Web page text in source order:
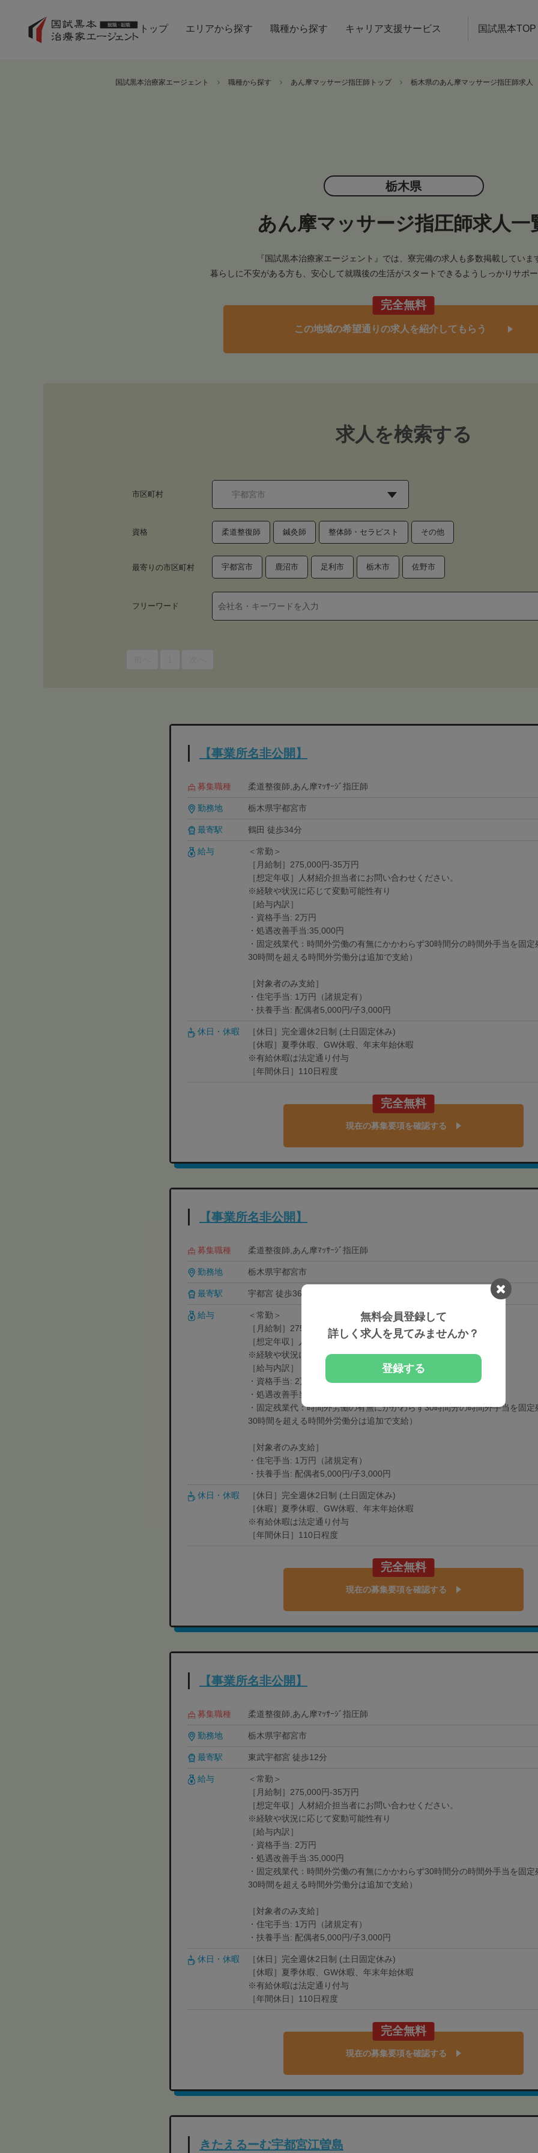
トップ エリアから探す 職種から探す キャリア支援サービス 国試黒本TOP
国試黒本治療家エージェント 職種から探す あん摩マッサージ指圧師トップ 栃木県のあん摩マッサージ指圧師求人
栃木県
あん摩マッサージ指圧師求人一
『国試黒本治療家エージェント』では、寮完備の求人も多数掲載していま
暮らしに不安がある方も、安心して就職後の生活がスタートできるようしっかりサポー
完全無料
この地域の希望通りの求人を紹介してもらう
求人を検索する
市区町村
資格 柔道整復師 鍼灸師 整体師・セラピスト その他
最寄りの市区町村 宇都宮市 鹿沼市 足利市 栃木市 佐野市
フリーワード
【事業所名非公開】
募集職種 柔道整復師,あん摩ﾏｯｻｰｼﾞ指圧師
勤務地 栃木県宇都宮市
最寄駅 鶴田 徒歩34分
給与
＜常勤＞
［月給制］275,000円-35万円
［想定年収］人材紹介担当者にお問い合わせください。
※経験や状況に応じて変動可能性有り
［給与内訳］
・資格手当: 2万円
・処遇改善手当:35,000円
・固定残業代：時間外労働の有無にかかわらず30時間分の時間外手当を固定
30時間を超える時間外労働分は追加で支給）
［対象者のみ支給］
・住宅手当: 1万円（諸規定有）
・扶養手当: 配偶者5,000円/子3,000円
休日・休暇
［休日］完全週休2日制 (土日固定休み)
［休暇］夏季休暇、GW休暇、年末年始休暇
※有給休暇は法定通り付与
［年間休日］110日程度
完全無料
現在の募集要項を確認する
【事業所名非公開】
募集職種 柔道整復師,あん摩ﾏｯｻｰｼﾞ指圧師
勤務地 栃木県宇都宮市
最寄駅 宇都宮 徒歩36分
給与
＜常勤＞
［月給制］275,000円-35万円
［想定年収］人材紹介担当者にお問い合わせください。
※経験や状況に応じて変動可能性有り
［給与内訳］
・資格手当: 2万円
・処遇改善手当:35,000円
・固定残業代：時間外労働の有無にかかわらず30時間分の時間外手当を固定
30時間を超える時間外労働分は追加で支給）
［対象者のみ支給］
・住宅手当: 1万円（諸規定有）
・扶養手当: 配偶者5,000円/子3,000円
休日・休暇
［休日］完全週休2日制 (土日固定休み)
［休暇］夏季休暇、GW休暇、年末年始休暇
※有給休暇は法定通り付与
［年間休日］110日程度
完全無料
現在の募集要項を確認する
【事業所名非公開】
募集職種 柔道整復師,あん摩ﾏｯｻｰｼﾞ指圧師
勤務地 栃木県宇都宮市
最寄駅 東武宇都宮 徒歩12分
給与
＜常勤＞
［月給制］275,000円-35万円
［想定年収］人材紹介担当者にお問い合わせください。
※経験や状況に応じて変動可能性有り
［給与内訳］
・資格手当: 2万円
・処遇改善手当:35,000円
・固定残業代：時間外労働の有無にかかわらず30時間分の時間外手当を固定
30時間を超える時間外労働分は追加で支給）
［対象者のみ支給］
・住宅手当: 1万円（諸規定有）
・扶養手当: 配偶者5,000円/子3,000円
休日・休暇
［休日］完全週休2日制 (土日固定休み)
［休暇］夏季休暇、GW休暇、年末年始休暇
※有給休暇は法定通り付与
［年間休日］110日程度
完全無料
現在の募集要項を確認する
きたえるーむ宇都宮江曽島
無料会員登録して
詳しく求人を見てみませんか？
登録する